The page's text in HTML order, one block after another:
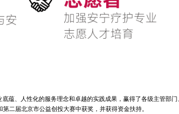
、人性化的服务理念和卓越的实践成果，赢得了各级主管部
二届北京市公益创投大赛中获奖，并获得资金扶持。